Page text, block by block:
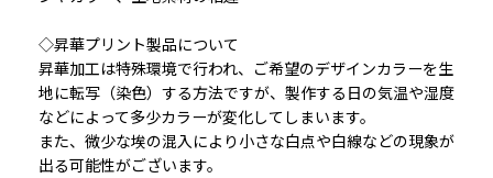
◇昇華プリント製品について
昇華加工は特殊環境で行われ、ご希望のデザインカラーを生
地に転写（染色）する方法ですが、製作する日の気温や湿度
などによって多少カラーが変化してしまいます。
また、微少な埃の混入により小さな白点や白線などの現象が
出る可能性がございます。